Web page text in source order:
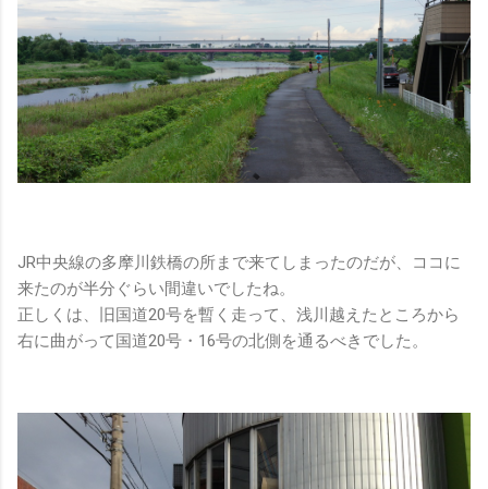
JR中央線の多摩川鉄橋の所まで来てしまったのだが、ココに
来たのが半分ぐらい間違いでしたね。
正しくは、旧国道20号を暫く走って、浅川越えたところから
右に曲がって国道20号・16号の北側を通るべきでした。